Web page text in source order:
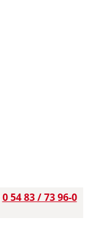
0 54 83 / 73 96-0